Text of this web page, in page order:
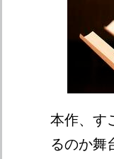
本作、す
るのか舞